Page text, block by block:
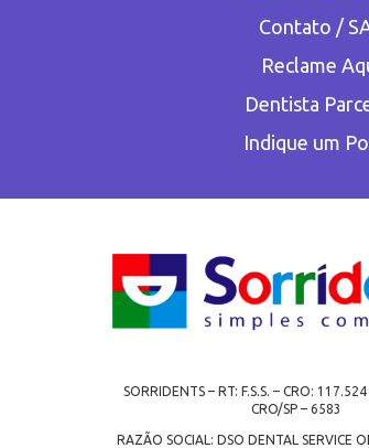
Contato /
Reclame
Dentista
Indique um
SORRIDENTS – RT: F.S.S. – CRO:
CRO/SP – 6583
RAZÃO SOCIAL: DSO DENTAL SERVICE